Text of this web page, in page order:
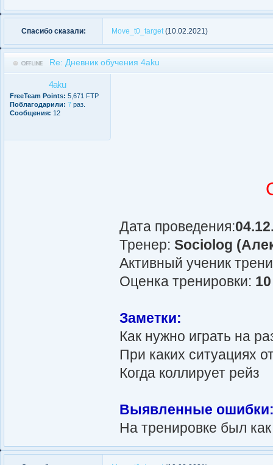
Спасибо сказали: Move_t0_target (10.02.2021)
Re: Дневник обучения 4aku
4aku
FreeTeam Points: 5,671 FTP
Поблагодарили: 7 раз.
Сообщения: 12
Дата проведения:
Тренер: Sociolog
Активный ученик
Оценка тренировки:
Заметки:
Как нужно играть на
При каких ситуациях
Когда коллирует рейз
Выявленные
На тренировке был